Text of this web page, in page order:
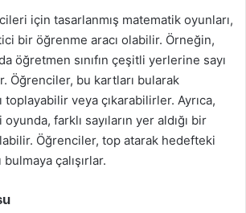
için tasarlanmış matematik oyunları,
bir öğrenme aracı olabilir. Örneğin,
öğretmen sınıfın çeşitli yerlerine sayı
Öğrenciler, bu kartları bularak
toplayabilir veya çıkarabilirler. Ayrıca,
farklı sayıların yer aldığı bir
Öğrenciler, top atarak hedefteki
bulmaya çalışırlar.